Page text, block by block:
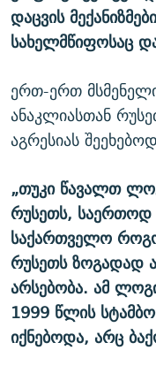
დაცვის
სახელმწიფოსაც
ერთ-ერთ
ანაკლიასთან
აგრესიას
„თუკი წავალთ
რუსეთს,
საქართველო
რუსეთს ზოგადად
არსებობა. ამ
1999 წლის
იქნებოდა, არც